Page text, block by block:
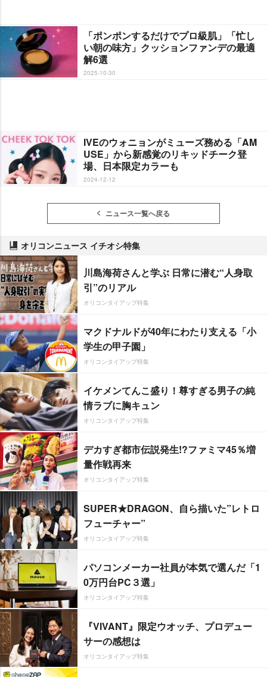
「ポンポンするだけでプロ級肌」「忙し
い朝の味方」クッションファンデの最適
解6選
2025-10-30
IVEのウォニョンがミューズ務める「AM
USE」から新感覚のリキッドチーク登
場、日本限定カラーも
2024-12-12
ニュース一覧へ戻る
オリコンニュース イチオシ特集
川島海荷さんと学ぶ 日常に潜む“人身取
引”のリアル
オリコンタイアップ特集
マクドナルドが40年にわたり支える「小
学生の甲子園」
オリコンタイアップ特集
イケメンてんこ盛り！尊すぎる男子の純
情ラブに胸キュン
オリコンタイアップ特集
デカすぎ都市伝説発生!?ファミマ45％増
量作戦再来
オリコンタイアップ特集
SUPER★DRAGON、自ら描いた”レトロ
フューチャー”
オリコンタイアップ特集
パソコンメーカー社員が本気で選んだ「1
0万円台PC３選」
オリコンタイアップ特集
『VIVANT』限定ウオッチ、プロデュー
サーの感想は
オリコンタイアップ特集